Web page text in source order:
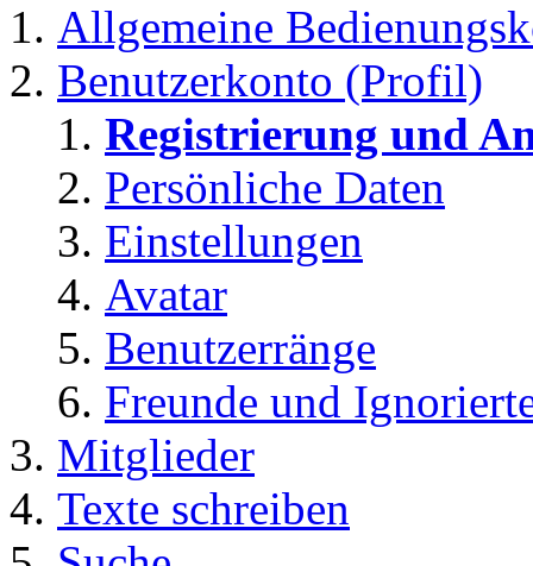
Allgemeine
Benutzerkonto (Profil)
Registrierung und
Persönliche Daten
Einstellungen
Avatar
Benutzerränge
Freunde und
Mitglieder
Texte schreiben